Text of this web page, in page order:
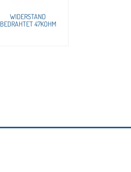
WIDERSTAND
BEDRAHTET 47KOHM